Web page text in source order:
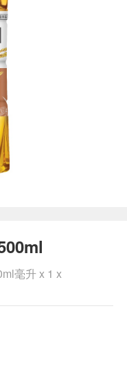
毫升 x 1 x